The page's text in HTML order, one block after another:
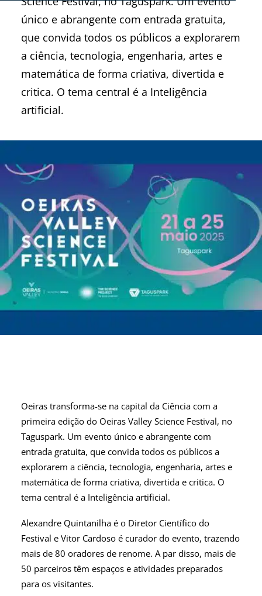
único e abrangente com entrada gratuita,
que convida todos os públicos a explorarem
a ciência, tecnologia, engenharia, artes e
matemática de forma criativa, divertida e
critica. O tema central é a Inteligência
artificial.
Oeiras transforma-se na capital da Ciência com a
primeira edição do Oeiras Valley Science Festival, no
Taguspark. Um evento único e abrangente com
entrada gratuita, que convida todos os públicos a
explorarem a ciência, tecnologia, engenharia, artes e
matemática de forma criativa, divertida e critica. O
tema central é a Inteligência artificial.
Alexandre Quintanilha é o Diretor Científico do
Festival e Vitor Cardoso é curador do evento, trazendo
mais de 80 oradores de renome. A par disso, mais de
50 parceiros têm espaços e atividades preparados
para os visitantes.